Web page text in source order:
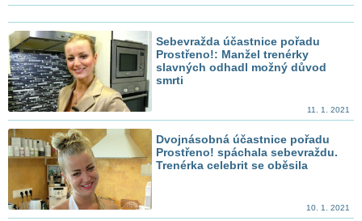
Sebevražda účastnice pořadu
Prostřeno!: Manžel trenérky
slavných odhadl možný důvod
smrti
11. 1. 2021
Dvojnásobná účastnice pořadu
Prostřeno! spáchala sebevraždu.
Trenérka celebrit se oběsila
10. 1. 2021